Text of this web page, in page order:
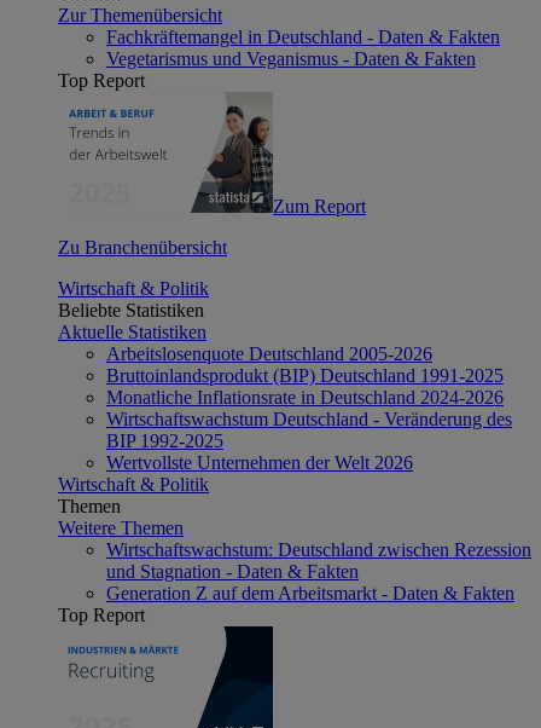
Zur Themenübersicht
Fachkräftemangel in Deutschland - Daten & Fakten
Vegetarismus und Veganismus - Daten & Fakten
Top Report
Zum Report
Zu Branchenübersicht
Wirtschaft & Politik
Beliebte Statistiken
Aktuelle Statistiken
Arbeitslosenquote Deutschland 2005-2026
Bruttoinlandsprodukt (BIP) Deutschland 1991-2025
Monatliche Inflationsrate in Deutschland 2024-2026
Wirtschaftswachstum Deutschland - Veränderung des
BIP 1992-2025
Wertvollste Unternehmen der Welt 2026
Wirtschaft & Politik
Themen
Weitere Themen
Wirtschaftswachstum: Deutschland zwischen Rezession
und Stagnation - Daten & Fakten
Generation Z auf dem Arbeitsmarkt - Daten & Fakten
Top Report